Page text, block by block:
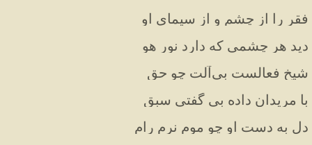
فقر را از چشم و از سیمای او
دید هر چشمی که دارد نور هو
شیخ فعالست بی‌آلت چو حق
با مریدان داده بی گفتی سبق
دل به دست او چو موم نرم رام